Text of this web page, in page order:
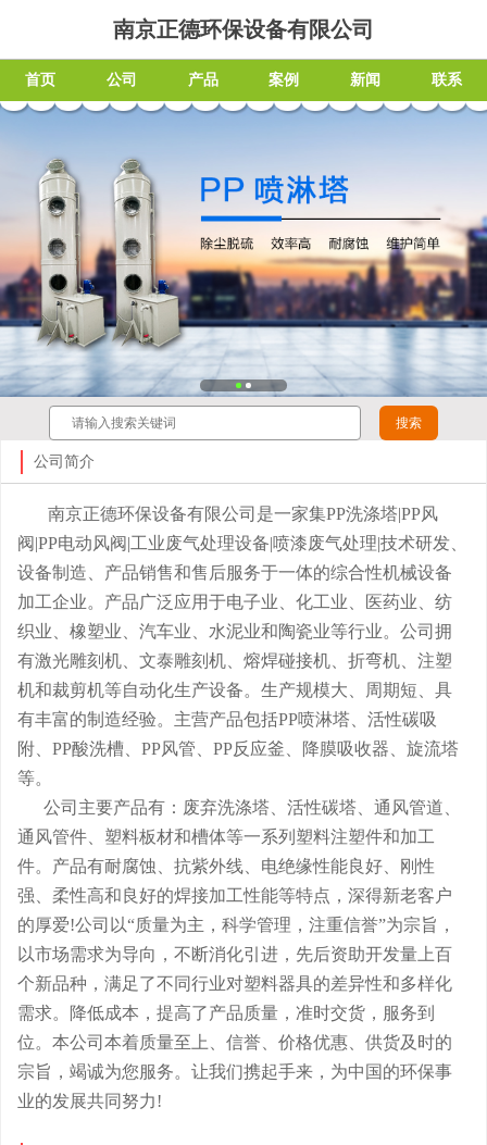
南京正德环保设备有限公司
首页 公司 产品 案例 新闻 联系
公司简介
南京正德环保设备有限公司是一家集PP洗涤塔|PP风
阀|PP电动风阀|工业废气处理设备|喷漆废气处理|技术研发、
设备制造、产品销售和售后服务于一体的综合性机械设备
加工企业。产品广泛应用于电子业、化工业、医药业、纺
织业、橡塑业、汽车业、水泥业和陶瓷业等行业。公司拥
有激光雕刻机、文泰雕刻机、熔焊碰接机、折弯机、注塑
机和裁剪机等自动化生产设备。生产规模大、周期短、具
有丰富的制造经验。主营产品包括PP喷淋塔、活性碳吸
附、PP酸洗槽、PP风管、PP反应釜、降膜吸收器、旋流塔
等。
公司主要产品有：废弃洗涤塔、活性碳塔、通风管道、
通风管件、塑料板材和槽体等一系列塑料注塑件和加工
件。产品有耐腐蚀、抗紫外线、电绝缘性能良好、刚性
强、柔性高和良好的焊接加工性能等特点，深得新老客户
的厚爱!公司以“质量为主，科学管理，注重信誉”为宗旨，
以市场需求为导向，不断消化引进，先后资助开发量上百
个新品种，满足了不同行业对塑料器具的差异性和多样化
需求。降低成本，提高了产品质量，准时交货，服务到
位。本公司本着质量至上、信誉、价格优惠、供货及时的
宗旨，竭诚为您服务。让我们携起手来，为中国的环保事
业的发展共同努力!